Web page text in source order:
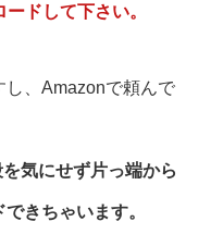
ドして下さい。
、Amazonで頼んで
気にせず片っ端から
きちゃいます。